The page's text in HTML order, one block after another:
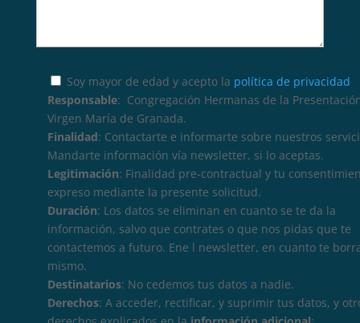
Soy mayor de edad y acepto la política de privacidad
Responsable: Congregación Hermanas de la
Virgen María de Granada.
Finalidad: Contactarte e informarte sobre nuestros
Mandarte información vía newsletter, si lo aceptas.
Legitimación: Finalidad pre-contractual y tu
expreso mediante la presente solicitud.
Duración: Los datos se eliminan en cuanto se te da la
información, salvo que contrates o que nos pidas que te
contactemos a futuro. Ene l newsletter, en cuanto te
mismo.
Destinatarios: No cedemos tus datos a nadie.
Derechos: A acceder, rectificar, y suprimir tus datos, y